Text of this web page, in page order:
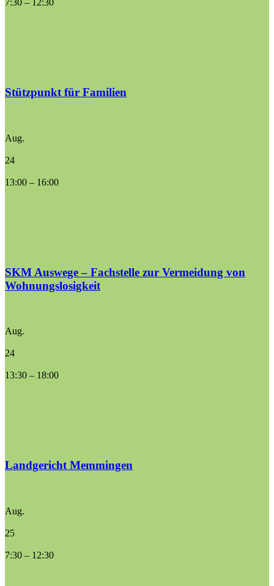
7:30 – 12:30
Stützpunkt für Familien
Aug.
24
13:00 – 16:00
SKM Auswege – Fachstelle zur Vermeidung von
Wohnungslosigkeit
Aug.
24
13:30 – 18:00
Landgericht Memmingen
Aug.
25
7:30 – 12:30